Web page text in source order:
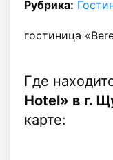
Рубрика:
гостиница
Где
Hotel» в г.
карте: